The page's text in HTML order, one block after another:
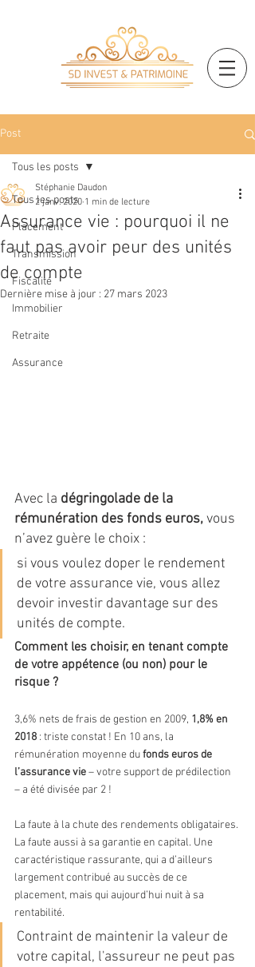
Post
Tous les posts
Placement
Transmission
Fiscalité
Immobilier
Retraite
Assurance
Tous les posts
Assurance vie : pourquoi il ne
faut pas avoir peur des unités
de compte
Stéphanie Daudon
2 janv. 2020 1 min de lecture
Dernière mise à jour : 27 mars 2023
Avec la dégringolade de la
rémunération des fonds euros, vous
n’avez guère le choix :
si vous voulez doper le rendement
de votre assurance vie, vous allez
devoir investir davantage sur des
unités de compte.
Comment les choisir, en tenant compte
de votre appétence (ou non) pour le
risque ?
3,6% nets de frais de gestion en 2009, 1,8% en
2018 : triste constat ! En 10 ans, la
rémunération moyenne du fonds euros de
l’assurance vie – votre support de prédilection
– a été divisée par 2 !
La faute à la chute des rendements obligataires.
La faute aussi à sa garantie en capital. Une
caractéristique rassurante, qui a d’ailleurs
largement contribué au succès de ce
placement, mais qui aujourd’hui nuit à sa
rentabilité.
Contraint de maintenir la valeur de
votre capital, l'assureur ne peut pas